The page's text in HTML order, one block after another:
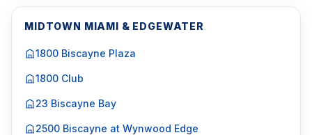
MIDTOWN MIAMI & EDGEWATER
1800 Biscayne Plaza
1800 Club
23 Biscayne Bay
2500 Biscayne at Wynwood Edge